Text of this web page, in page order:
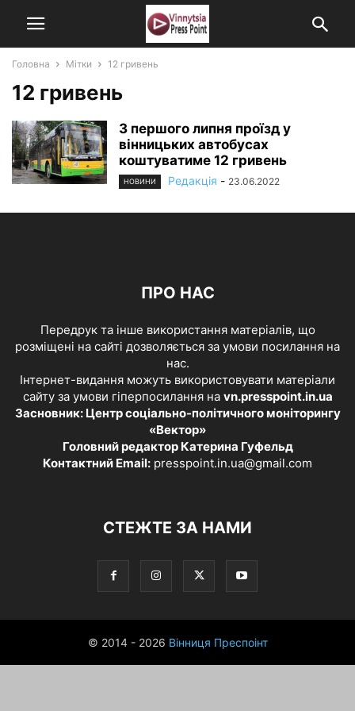
Головна Мітки 12 гривень
12 гривень
З першого липня проїзд у
вінницьких автобусах
коштуватиме 12 гривень
НОВИНИ Редакція - 23.06.2022
ПРО НАС
Передрук та інше використання матеріалів, що
розміщені на сайті дозволяється за умови посилання на
нас.
Інтернет-видання можуть використовувати матеріали
сайту за умови гіперпосилання на vn.presspoint.in.ua
Засновник: Центр соціально-політичного моніторингу
«Вектор»
Головний редактор Катерина Гуфельд
Контактний Email: presspoint.in.ua@gmail.com
СТЕЖТЕ ЗА НАМИ
© 2014 - 2026 Вінниця Преспоінт